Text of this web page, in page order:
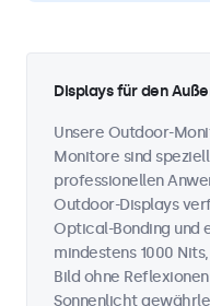
Displays für den
Unsere Outdoor-
Monitore sind
professionellen
Outdoor-Displays
Optical-Bonding und
mindestens 1000
Bild ohne
Sonnenlicht